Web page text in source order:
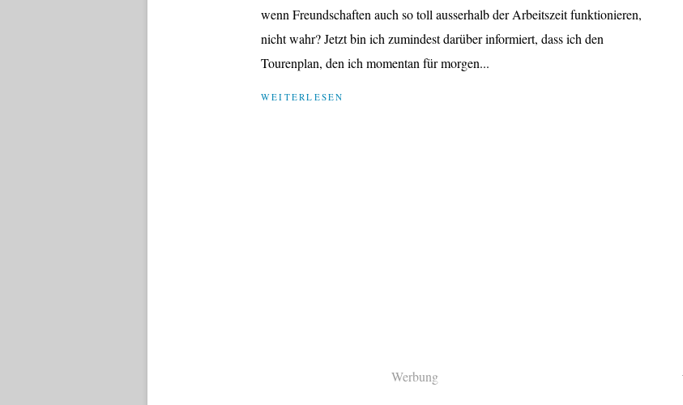
wenn Freundschaften auch so toll ausserhalb der Arbeitszeit funktionieren,
nicht wahr? Jetzt bin ich zumindest darüber informiert, dass ich den
Tourenplan, den ich momentan für morgen...
WEITERLESEN
Werbung